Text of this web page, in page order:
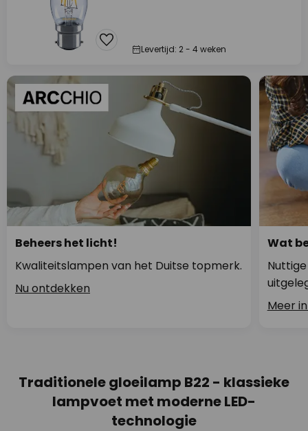
Levertijd: 2 - 4 weken
Beheers het licht!
Kwaliteitslampen van het Duitse topmerk.
Nu ontdekken
Wat
Meer
Traditionele gloeilamp B22 - klassieke
lampvoet met moderne LED-
technologie